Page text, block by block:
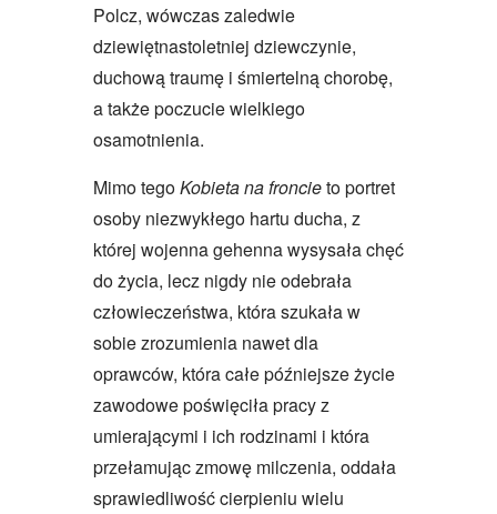
Polcz, wówczas zaledwie
dziewiętnastoletniej dziewczynie,
duchową traumę i śmiertelną chorobę,
a także poczucie wielkiego
osamotnienia.
Mimo tegoKobieta na froncieto portret
osoby niezwykłego hartu ducha, z
której wojenna gehenna wysysała chęć
do życia, lecz nigdy nie odebrała
człowieczeństwa, która szukała w
sobie zrozumienia nawet dla
oprawców, która całe późniejsze życie
zawodowe poświęciła pracy z
umierającymi i ich rodzinami i która
przełamując zmowę milczenia, oddała
sprawiedliwość cierpieniu wielu